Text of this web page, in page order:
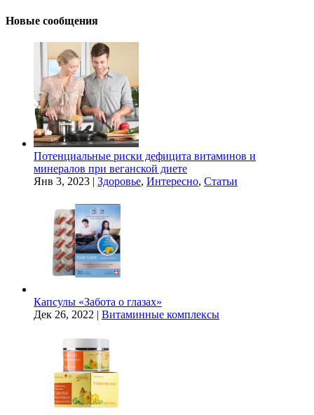
Новые сообщения
Потенциальные риски дефицита витаминов и
минералов при веганской диете
Янв 3, 2023 | Здоровье, Интересно, Статьи
Капсулы «Забота о глазах»
Дек 26, 2022 | Витаминные комплексы